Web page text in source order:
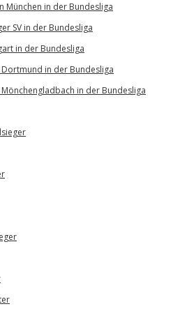
München in der Bundesliga
SV in der Bundesliga
in der Bundesliga
in der Bundesliga
in der Bundesliga